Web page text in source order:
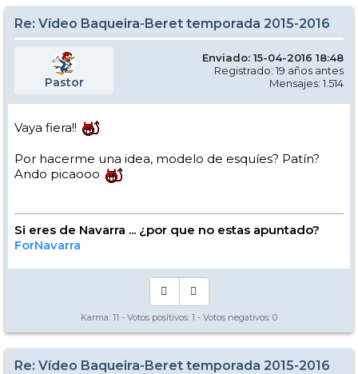
Re: Vídeo Baqueira-Beret temporada 2015-2016
Pastor
Enviado: 15-04-2016 18:48
Registrado: 19 años antes
Mensajes: 1.514
Vaya fiera!!
Por hacerme una idea, modelo de esquíes? Patín?
Ando picaooo
Si eres de Navarra ... ¿por que no estas apuntado?
ForNavarra
Karma: 11 - Votos positivos: 1 - Votos negativos: 0
Re: Vídeo Baqueira-Beret temporada 2015-2016